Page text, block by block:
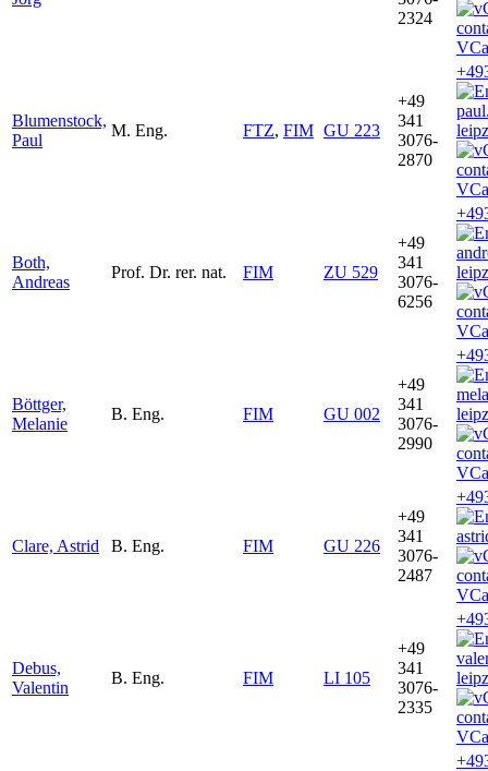
2324
Blumenstock,
Paul
M. Eng. FTZ, FIM GU 223
+49
341
3076-
2870
Both,
Andreas
Prof. Dr. rer. nat. FIM ZU 529
+49
341
3076-
6256
Böttger,
Melanie
B. Eng. FIM GU 002
+49
341
3076-
2990
Clare, Astrid B. Eng. FIM GU 226
+49
341
3076-
2487
Debus,
Valentin
B. Eng. FIM LI 105
+49
341
3076-
2335